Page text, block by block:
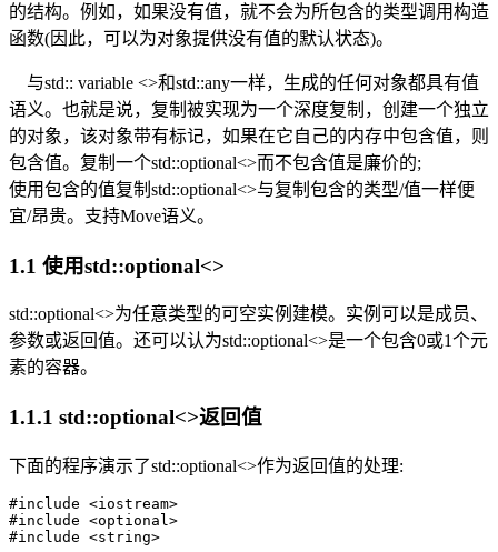
的结构。例如，如果没有值，就不会为所包含的类型调用构造
函数(因此，可以为对象提供没有值的默认状态)。
与std:: variable <>和std::any一样，生成的任何对象都具有值
语义。也就是说，复制被实现为一个深度复制，创建一个独立
的对象，该对象带有标记，如果在它自己的内存中包含值，则
包含值。复制一个std::optional<>而不包含值是廉价的;
使用包含的值复制std::optional<>与复制包含的类型/值一样便
宜/昂贵。支持Move语义。
1.1 使用std::optional<>
std::optional<>为任意类型的可空实例建模。实例可以是成员、
参数或返回值。还可以认为std::optional<>是一个包含0或1个元
素的容器。
1.1.1 std::optional<>返回值
下面的程序演示了std::optional<>作为返回值的处理:
#include <iostream>
#include <optional>
#include <string>